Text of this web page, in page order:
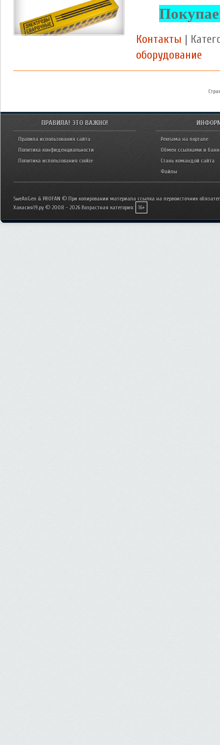
Контакты |
оборудование
ПРАВИЛА! ЭТО ВАЖНО!
Правила использования сайта
Политика конфиденциальности
Политика использования cookie
Реклама на портале
Обмен ссылками и
Стань командой сайта
Файлы
SweAnGen & PROFAN © При копировании материала ссылка на первоисточник
Хакасия19.ру © 2008 - 2026 Возрастная категория: 16+